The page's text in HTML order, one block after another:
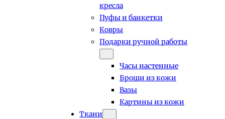
кресла
Пуфы и банкетки
Ковры
Подарки ручной работы
Часы настенные
Броши из кожи
Вазы
Картины из кожи
Ткани